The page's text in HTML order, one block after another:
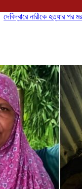
নারীকে হত্যার পর মরদেহ